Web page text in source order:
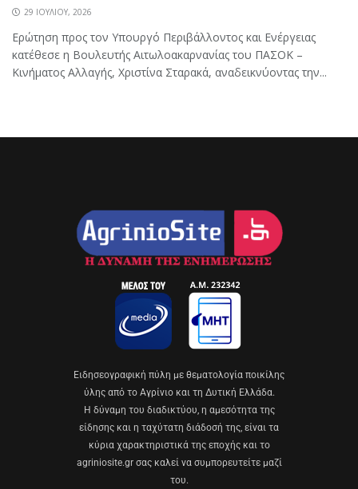
29 ΙΟΥΛΊΟΥ, 2026
Ερώτηση προς τον Υπουργό Περιβάλλοντος και Ενέργειας
κατέθεσε η Βουλευτής Αιτωλοακαρνανίας του ΠΑΣΟΚ –
Κινήματος Αλλαγής, Χριστίνα Σταρακά, αναδεικνύοντας την...
Eιδησεογραφική πύλη με θεματολογία ποικίλης
ύλης από το Αγρίνιο και τη Δυτική Ελλάδα.
Η δύναμη του διαδικτύου, η αμεσότητα της
είδησης και η ταχύτατη διάδοσή της, είναι τα
κύρια χαρακτηριστικά της εποχής και το
agriniosite.gr σας καλεί να συμπορευτείτε μαζί
του.